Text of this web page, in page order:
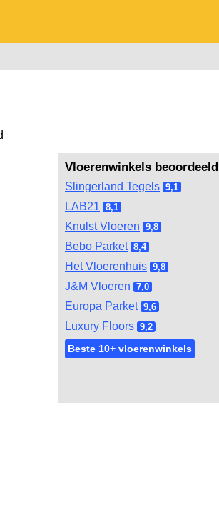
Vloerenwinkels beoordeeld
Slingerland Tegels 9,1
LAB21 8,1
Knulst Vloeren 9,8
Bebo Parket 8,4
Het Vloerenhuis 9,8
J&M Vloeren 7,0
Europa Parket 9,6
Luxury Floors 9,2
Beste 10+ vloerenwinkels